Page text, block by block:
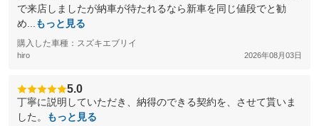
で来店しましたが納車が待たれるなら新車を同じ値段でと勧
め...
もっと見る
購入した車種：スズキエブリイ
hiro 2026年08月03日
5.0
丁寧に説明していただき、納得のできる契約を、させて貰いま
した。
もっと見る